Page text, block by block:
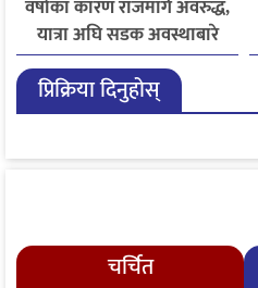
वर्षाका कारण राजमार्ग अवरुद्ध,
यात्रा अघि सडक अवस्थाबारे
जानकारी लिन आग्रह
प्रिक्रिया दिनुहोस्
चर्चित